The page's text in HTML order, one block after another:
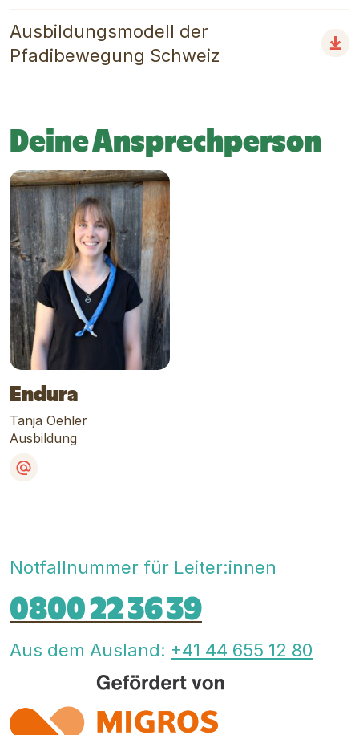
Ausbildungsmodell der
Pfadibewegung Schweiz
Deine Ansprechperson
Endura
Tanja Oehler
Ausbildung
E-Mail
Notfallnummer für Leiter:innen
0800 22 36 39
Aus dem Ausland: +41 44 655 12 80